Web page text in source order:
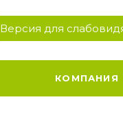
Версия для
КОМПАНИЯ